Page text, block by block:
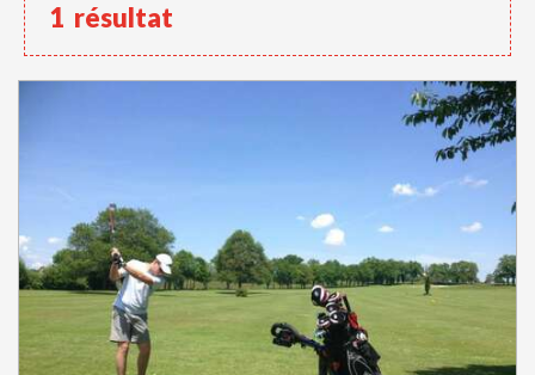
1 résultat